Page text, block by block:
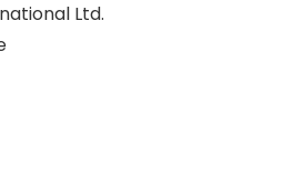
Ltd.